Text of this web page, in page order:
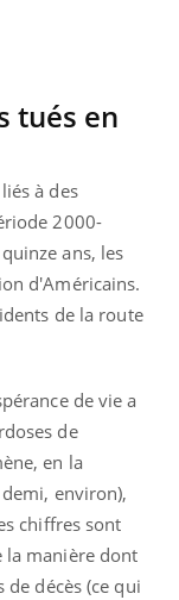
tués en
à des
2000-
ans, les
d'Américains.
de la route
de vie a
de
en la
environ),
chiffres sont
la manière dont
décès (ce qui